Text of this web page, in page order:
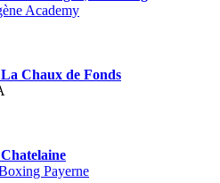
Academy
Chaux de Fonds
Payerne